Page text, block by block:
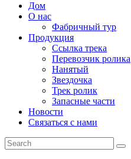
Дом
О нас
Фабричный тур
Продукция
Ссылка трека
Перевозчик ролика
Нанятый
Звездочка
Трек ролик
Запасные части
Новости
Связаться с нами